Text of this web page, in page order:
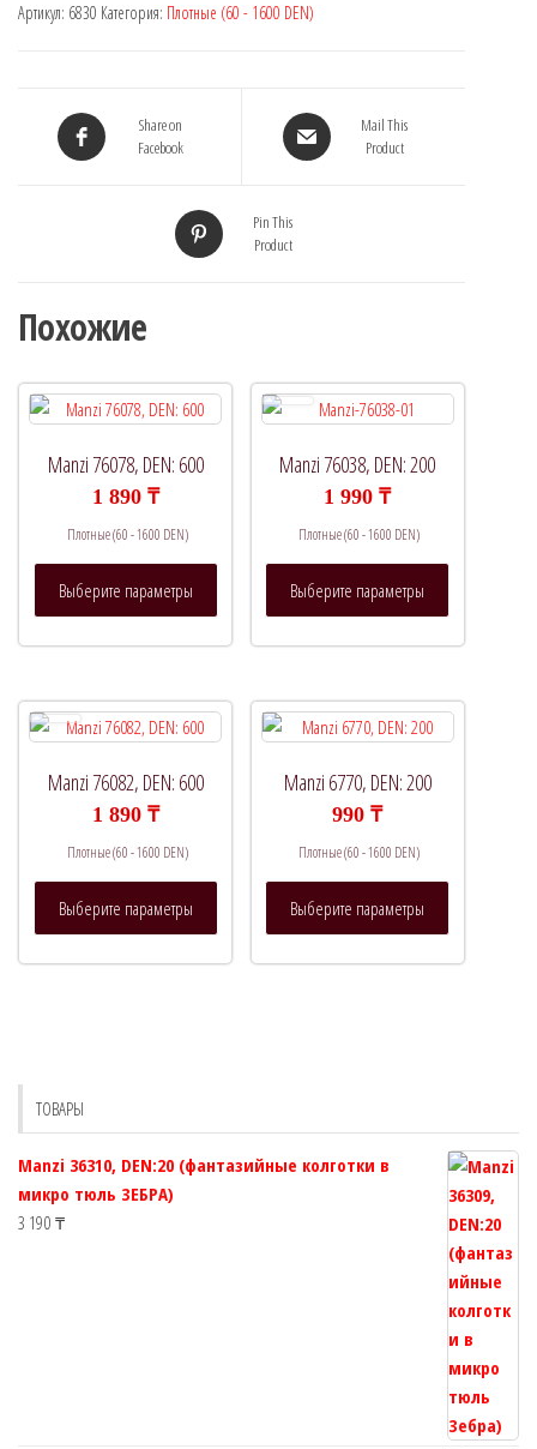
Артикул: 6830 Категория: Плотные (60 - 1600 DEN)
Share on
Facebook
Mail This
Product
Pin This
Product
Похожие
Manzi 76078, DEN: 600
1 890 ₸
Плотные (60 - 1600 DEN)
Выберите параметры
Этот
Опции
можно
Manzi 76038, DEN: 200
1 990₸
Плотные (60 - 1600 DEN)
Выберите параметры
Опции
можно
Manzi 76082, DEN: 600
1 890 ₸
Плотные (60 - 1600 DEN)
Выберите параметры
Этот
товара.
Manzi 6770, DEN: 200
990₸
Плотные (60 - 1600 DEN)
Выберите параметры
странице
товара.
ТОВАРЫ
Manzi 36310, DEN:20 (фантазийные колготки в
микро тюль ЗЕБРА)
3 190 ₸